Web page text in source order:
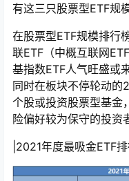
有这三只股票型ETF规
在股票型ETF规模排行
联ETF（中概互联网
基指数ETF人气旺盛或
同时在板块不停轮动的
个股或投资股票型基金
险偏好较为保守的投资
|2021年度最吸金ETF